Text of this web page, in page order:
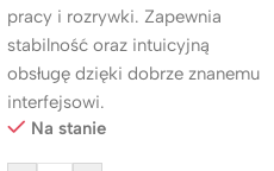
pracy i rozrywki. Zapewnia
stabilność oraz intuicyjną
obsługę dzięki dobrze znanemu
interfejsowi.
Na stanie